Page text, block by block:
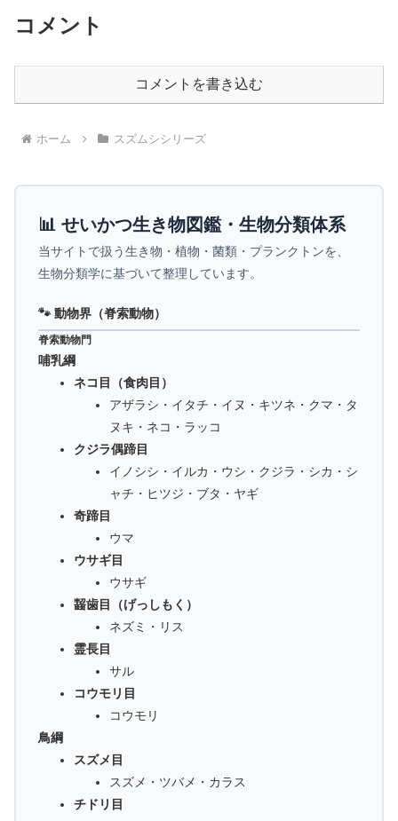
コメント
コメントを書き込む
ホーム スズムシシリーズ
📊 せいかつ生き物図鑑・生物分類体系
当サイトで扱う生き物・植物・菌類・プランクトンを、
生物分類学に基づいて整理しています。
🐾 動物界（脊索動物）
脊索動物門
哺乳綱
ネコ目（食肉目）
アザラシ・イタチ・イヌ・キツネ・クマ・タ
ヌキ・ネコ・ラッコ
クジラ偶蹄目
イノシシ・イルカ・ウシ・クジラ・シカ・シ
ャチ・ヒツジ・ブタ・ヤギ
奇蹄目
ウマ
ウサギ目
ウサギ
齧歯目（げっしもく）
ネズミ・リス
霊長目
サル
コウモリ目
コウモリ
鳥綱
スズメ目
スズメ・ツバメ・カラス
チドリ目